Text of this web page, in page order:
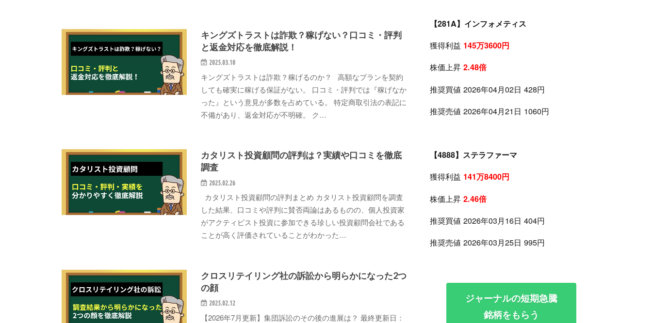
キングズトラストは詐欺？稼げない？口コミ・評判
と返金対応を徹底解説！
2025.03.10
キングズトラストは詐欺？稼げるのか？ 高額なプランを契約
しても確実に稼げる保証がない。 口コミ・評判では『稼げなか
った』という意見が多数を占めている。 特定商取引法の表記に
不備があり、返金対応が不明確。 ク…
カタリスト投資顧問の評判は？実績や口コミを徹底
調査
2025.02.26
カタリスト投資顧問の評判まとめ カタリスト投資顧問を調査
した結果、口コミや評判に賛否両論はあるものの、個人投資家
がアクティビスト投資に参加できる珍しい投資顧問会社である
ことが高く評価されていることがわかった…
クロスリテイリング社の訴訟から明らかになった2つ
の顔
2025.02.12
【2026年7月更新】集団訴訟のその後の進展は？ 最終更新日：
【281A】インフォメティス
獲得利益 145万3600円
株価上昇 2.48倍
推奨買値 2026年04月02日 428円
推奨売値 2026年04月21日 1060円
【4888】ステラファーマ
獲得利益 141万8400円
株価上昇 2.46倍
推奨買値 2026年03月16日 404円
推奨売値 2026年03月25日 995円
ジャーナルの短期急騰
銘柄をもらう